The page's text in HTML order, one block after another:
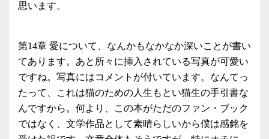
思います。
第14章 愛について、なんかもなかなか深いことが書い
てあります。あと所々に挿入されている写真が可愛い
ですね。写真にはコメントが付いています。なんてっ
たって、これは猫のための人生もとい猫生の手引書な
んですから。何より、この本がただのファン・ブック
ではなく、文学作品として素晴らしいから僕は感銘を